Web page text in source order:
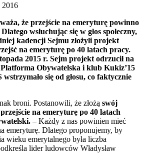
2016
że przejście na emeryturę powinno
wsłuchując się w głos społeczny,
kadencji Sejmu złożyli projekt
na emeryturę po 40 latach pracy.
2015 r. Sejm projekt odrzucił na
Obywatelska i klub Kukiz’15
się od głosu, co faktycznie
broni. Postanowili, że złożą swój
na emeryturę po 40 latach
–Każdy z nas powinien mieć
emeryturę. Dlatego proponujemy, by
wieku emerytalnego była liczba
lider ludowców Władysław